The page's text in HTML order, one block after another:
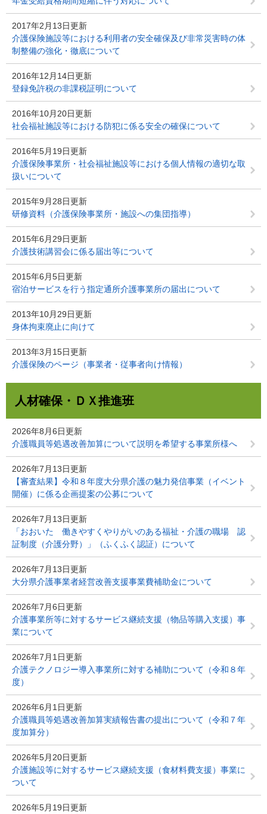
2017年2月13日更新
介護保険施設等における利用者の安全確保及び非常災害時の体
制整備の強化・徹底について
2016年12月14日更新
登録免許税の非課税証明について
2016年10月20日更新
社会福祉施設等における防犯に係る安全の確保について
2016年5月19日更新
介護保険事業所・社会福祉施設等における個人情報の適切な取
扱いについて
2015年9月28日更新
研修資料（介護保険事業所・施設への集団指導）
2015年6月29日更新
介護技術講習会に係る届出等について
2015年6月5日更新
宿泊サービスを行う指定通所介護事業所の届出について
2013年10月29日更新
身体拘束廃止に向けて
2013年3月15日更新
介護保険のページ（事業者・従事者向け情報）
人材確保・ＤＸ推進班
2026年8月6日更新
介護職員等処遇改善加算について説明を希望する事業所様へ
2026年7月13日更新
【審査結果】令和８年度大分県介護の魅力発信事業（イベント
開催）に係る企画提案の公募について
2026年7月13日更新
「おおいた 働きやすくやりがいのある福祉・介護の職場 認
証制度（介護分野）」（ふくふく認証）について
2026年7月13日更新
大分県介護事業者経営改善支援事業費補助金について
2026年7月6日更新
介護事業所等に対するサービス継続支援（物品等購入支援）事
業について
2026年7月1日更新
介護テクノロジー導入事業所に対する補助について（令和８年
度）
2026年6月1日更新
介護職員等処遇改善加算実績報告書の提出について（令和７年
度加算分）
2026年5月20日更新
介護施設等に対するサービス継続支援（食材料費支援）事業に
ついて
2026年5月19日更新